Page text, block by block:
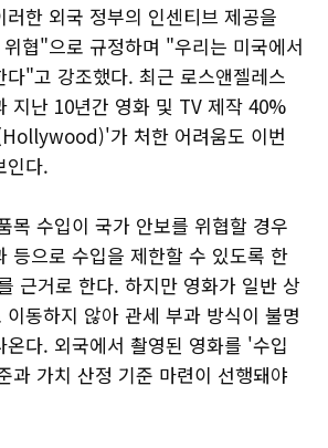
한 외국 정부의 인센티브 제공을
협"으로 규정하며 "우리는 미국에서
다"고 강조했다. 최근 로스앤젤레스
지난 10년간 영화 및 TV 제작 40%
가 처한 어려움도 이번
인다.
목 수입이 국가 안보를 위협할 경우
등으로 수입을 제한할 수 있도록 한
근거로 한다. 하지만 영화가 일반 상
동하지 않아 관세 부과 방식이 불명
다. 외국에서 촬영된 영화를 '수입
과 가치 산정 기준 마련이 선행돼야